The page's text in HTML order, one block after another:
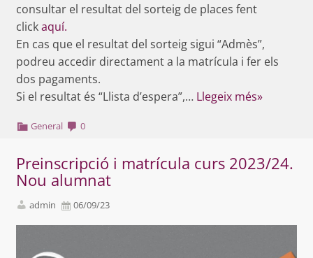
consultar el resultat del sorteig de places fent
clickaquí.
En cas que el resultat del sorteig sigui “Admès”,
podreu accedir directament a la matrícula i fer els
dos pagaments.
Si el resultat és “Llista d’espera”,… Llegeix més»
General 0
Preinscripció i matrícula curs 2023/24.
Nou alumnat
admin 06/09/23